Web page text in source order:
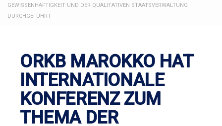
GEWISSENHAFTIGKEIT UND DER QUALITATIVEN STAATSVERWALTUNG
DURCHGEFÜHRT
ORKB MAROKKO HAT
INTERNATIONALE
KONFERENZ ZUM
THEMA DER